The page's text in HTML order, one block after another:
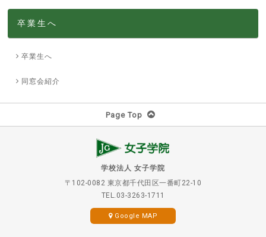
卒業生へ
卒業生へ
同窓会紹介
Page Top
学校法人 女子学院
〒102-0082 東京都千代田区一番町22-10
TEL.03-3263-1711
Google MAP